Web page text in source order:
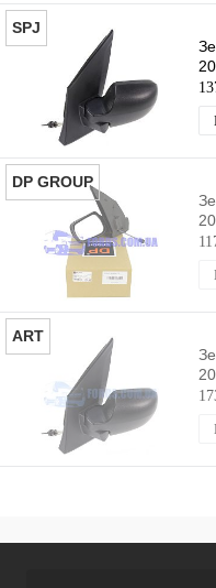
SPJ
DP GROUP
ART